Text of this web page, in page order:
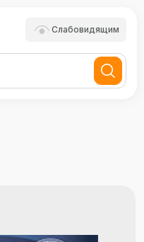
Слабовидящим